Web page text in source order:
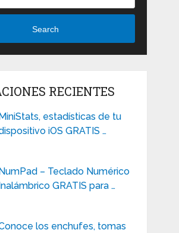
Search
RECIENTES
MiniStats, estadísticas de tu
iOS GRATIS …
NumPad – Teclado Numérico
Inalámbrico GRATIS para …
los enchufes, tomas